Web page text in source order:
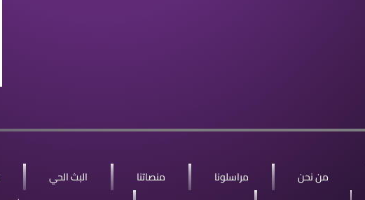
من نحن مراسلونا منصاتنا البث الحي